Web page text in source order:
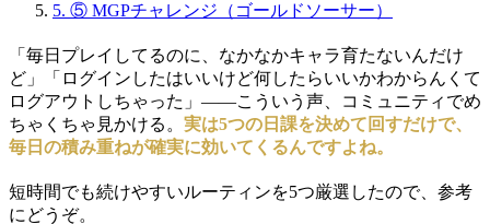
5. ⑤ MGPチャレンジ（ゴールドソーサー）
「毎日プレイしてるのに、なかなかキャラ育たないんだけ
ど」「ログインしたはいいけど何したらいいかわからんくて
ログアウトしちゃった」――こういう声、コミュニティでめ
ちゃくちゃ見かける。 実は5つの日課を決めて回すだけで、
毎日の積み重ねが確実に効いてくるんですよね。
短時間でも続けやすいルーティンを5つ厳選したので、参考
にどうぞ。